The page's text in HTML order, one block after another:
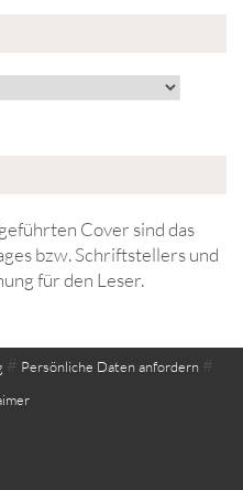
Cover sind das
bzw. Schriftstellers und
für den Leser.
# Persönliche Daten anfordern #